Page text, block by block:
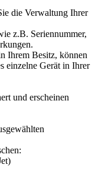
die Verwaltung Ihrer
z.B. Seriennummer,
Ihrem Besitz, können
einzelne Gerät in Ihrer
und erscheinen